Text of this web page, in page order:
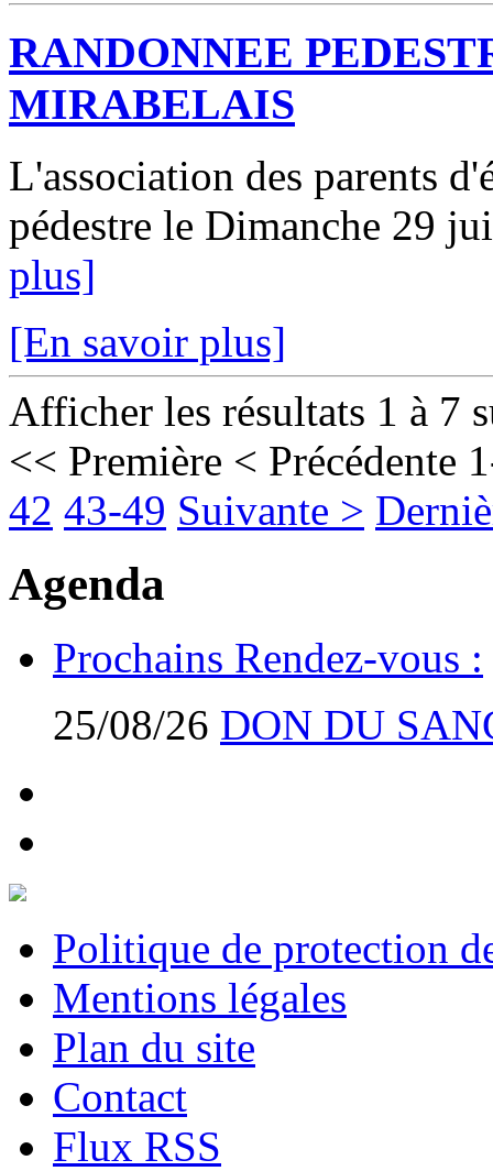
RANDONNEE
MIRABELAIS
L'association des parents
pédestre le Dimanche 29
plus]
[En savoir plus]
Afficher les résultats 1 à 7
<< Première < Précédente
42 43-49 Suivante >
Agenda
Prochains Rendez-vous :
25/08/26 DON DU
Politique de protection
Mentions légales
Plan du site
Contact
Flux RSS